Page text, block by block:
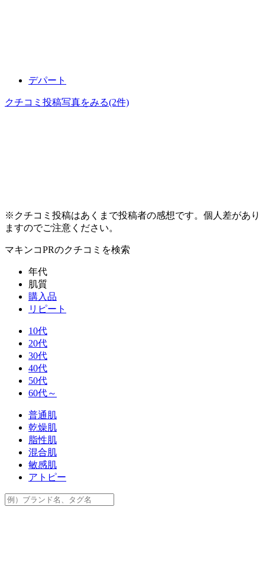
デパート
クチコミ投稿写真をみる(2件)
※クチコミ投稿はあくまで投稿者の感想です。個人差があり
ますのでご注意ください。
マキンコPRのクチコミを検索
年代
肌質
購入品
リピート
10代
20代
30代
40代
50代
60代～
普通肌
乾燥肌
脂性肌
混合肌
敏感肌
アトピー